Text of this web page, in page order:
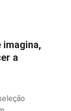
imagina,
a